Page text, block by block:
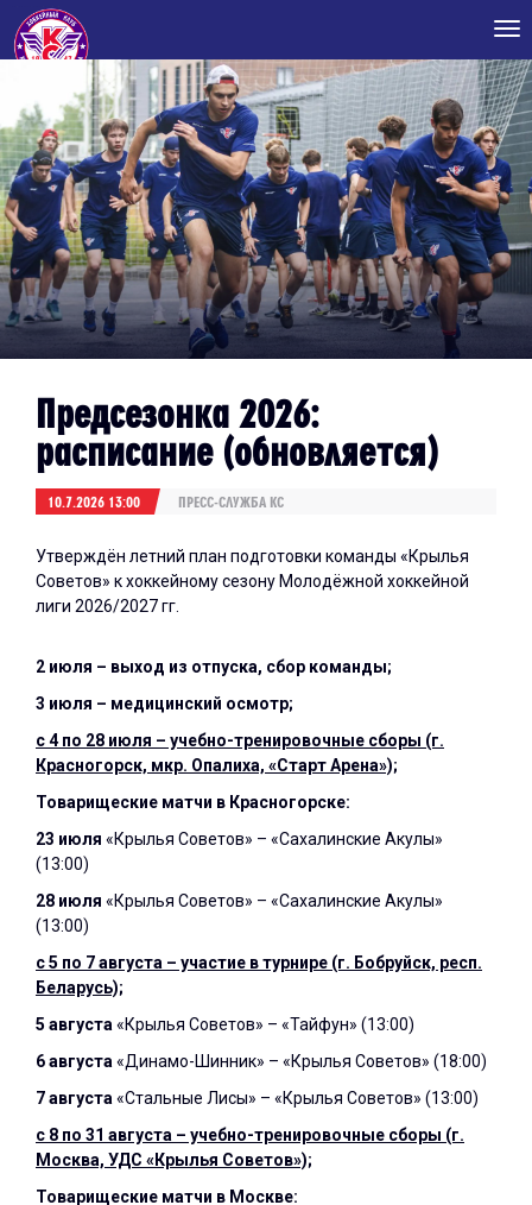
Предсезонка 2026:
расписание (обновляется)
10.7.2026 13:00 ПРЕСС-СЛУЖБА КС
Утверждён летний план подготовки команды «Крылья
Советов» к хоккейному сезону Молодёжной хоккейной
лиги 2026/2027 гг.
2 июля – выход из отпуска, сбор команды;
3 июля – медицинский осмотр;
с 4 по 28 июля – учебно-тренировочные сборы (г.
Красногорск, мкр. Опалиха, «Старт Арена»);
Товарищеские матчи в Красногорске:
23 июля «Крылья Советов» – «Сахалинские Акулы»
(13:00)
28 июля «Крылья Советов» – «Сахалинские Акулы»
(13:00)
с 5 по 7 августа – участие в турнире (г. Бобруйск, респ.
Беларусь);
5 августа «Крылья Советов» – «Тайфун» (13:00)
6 августа «Динамо-Шинник» – «Крылья Советов» (18:00)
7 августа «Стальные Лисы» – «Крылья Советов» (13:00)
с 8 по 31 августа – учебно-тренировочные сборы (г.
Москва, УДС «Крылья Советов»);
Товарищеские матчи в Москве: